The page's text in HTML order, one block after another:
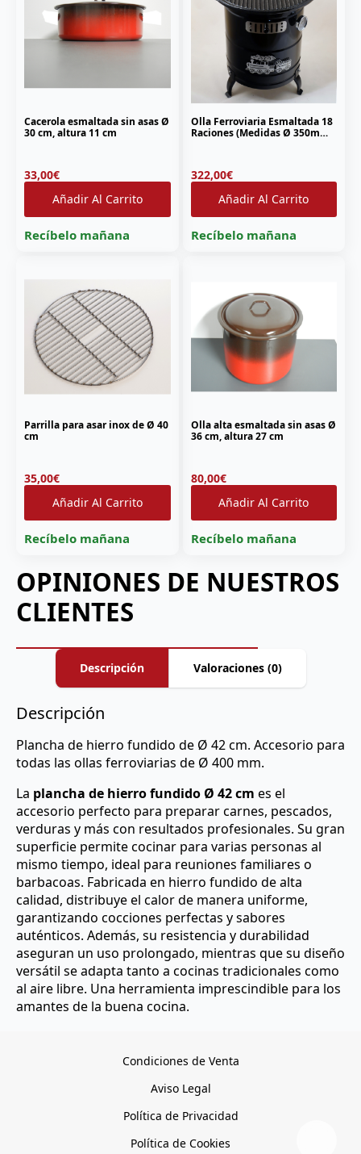
Cacerola esmaltada sin asas Ø
30 cm, altura 11 cm
33,00€
Añadir Al Carrito
Recíbelo mañana
Olla Ferroviaria Esmaltada 18
Raciones (Medidas Ø 350mm,
322,00€
Añadir Al Carrito
Recíbelo mañana
Parrilla para asar inox de Ø 40
cm
35,00€
Añadir Al Carrito
Recíbelo mañana
Olla alta esmaltada sin asas Ø
36 cm, altura 27 cm
80,00€
Añadir Al Carrito
Recíbelo mañana
OPINIONES DE NUESTROS
CLIENTES
Descripción Valoraciones (0)
Descripción
Plancha de hierro fundido de Ø 42 cm. Accesorio para
todas las ollas ferroviarias de Ø 400 mm.
La plancha de hierro fundido Ø 42 cm es el
accesorio perfecto para preparar carnes, pescados,
verduras y más con resultados profesionales. Su gran
superficie permite cocinar para varias personas al
mismo tiempo, ideal para reuniones familiares o
barbacoas. Fabricada en hierro fundido de alta
calidad, distribuye el calor de manera uniforme,
garantizando cocciones perfectas y sabores
auténticos. Además, su resistencia y durabilidad
aseguran un uso prolongado, mientras que su diseño
versátil se adapta tanto a cocinas tradicionales como
al aire libre. Una herramienta imprescindible para los
amantes de la buena cocina.
Condiciones de Venta
Aviso Legal
Política de Privacidad
Política de Cookies